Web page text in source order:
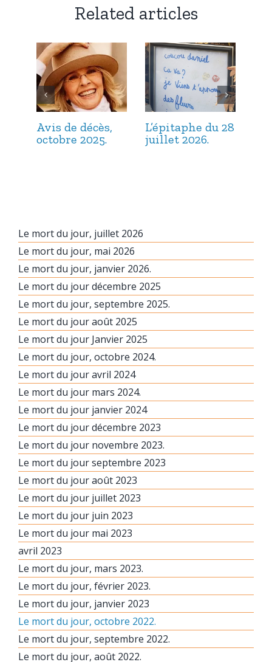
Related articles
Avis de décès,
octobre 2025.
L’épitaphe du 28
juillet 2026.
Le mort du jour, juillet 2026
Le mort du jour, mai 2026
Le mort du jour, janvier 2026.
Le mort du jour décembre 2025
Le mort du jour, septembre 2025.
Le mort du jour août 2025
Le mort du jour Janvier 2025
Le mort du jour, octobre 2024.
Le mort du jour avril 2024
Le mort du jour mars 2024.
Le mort du jour janvier 2024
Le mort du jour décembre 2023
Le mort du jour novembre 2023.
Le mort du jour septembre 2023
Le mort du jour août 2023
Le mort du jour juillet 2023
Le mort du jour juin 2023
Le mort du jour mai 2023
avril 2023
Le mort du jour, mars 2023.
Le mort du jour, février 2023.
Le mort du jour, janvier 2023
Le mort du jour, octobre 2022.
Le mort du jour, septembre 2022.
Le mort du jour, août 2022.